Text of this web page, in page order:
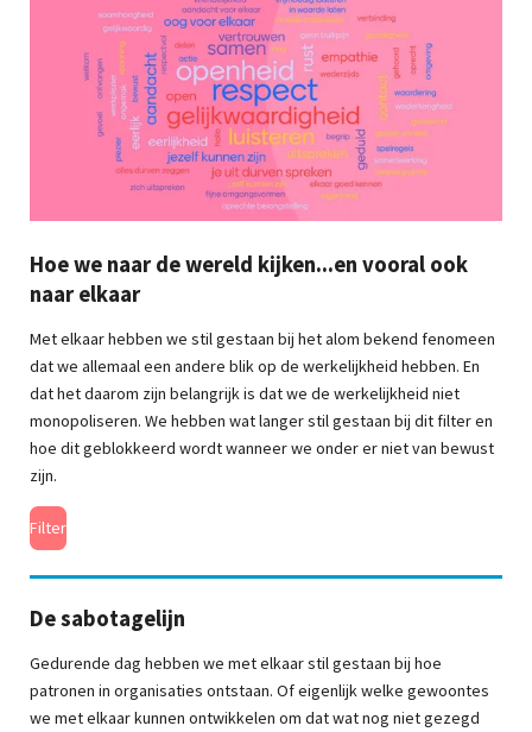
Hoe we naar de wereld kijken...en vooral ook
naar elkaar
Met elkaar hebben we stil gestaan bij het alom bekend fenomeen
dat we allemaal een andere blik op de werkelijkheid hebben. En
dat het daarom zijn belangrijk is dat we de werkelijkheid niet
monopoliseren. We hebben wat langer stil gestaan bij dit filter en
hoe dit geblokkeerd wordt wanneer we onder er niet van bewust
zijn.
Filter
De sabotagelijn
Gedurende dag hebben we met elkaar stil gestaan bij hoe
patronen in organisaties ontstaan. Of eigenlijk welke gewoontes
we met elkaar kunnen ontwikkelen om dat wat nog niet gezegd